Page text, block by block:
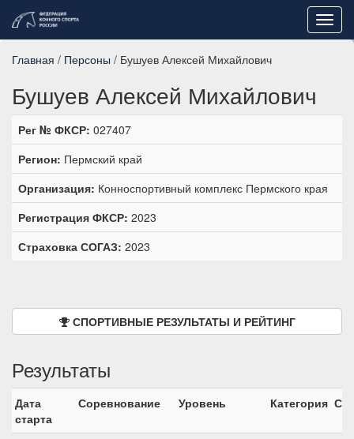
Главная / Персоны / Бушуев Алексей Михайлович
Бушуев Алексей Михайлович
Рег № ФКСР: 027407
Регион: Пермский край
Организация: Конноспортивный комплекс Пермского края
Регистрация ФКСР: 2023
Страховка СОГАЗ: 2023
СПОРТИВНЫЕ РЕЗУЛЬТАТЫ И РЕЙТИНГ
Результаты
Дата
старта
Соревнование Уровень Категория